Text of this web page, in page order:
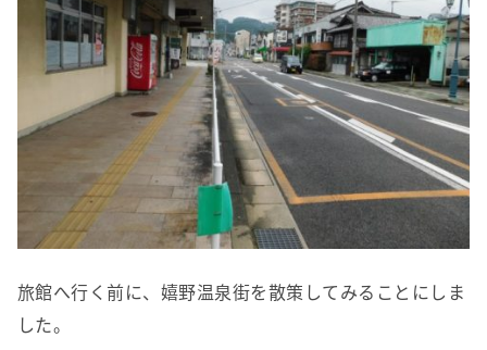
旅館へ行く前に、嬉野温泉街を散策してみることにしま
した。